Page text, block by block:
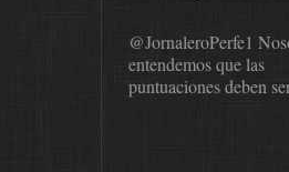
@JornaleroPerfe1
entendemos que las
puntuaciones deben